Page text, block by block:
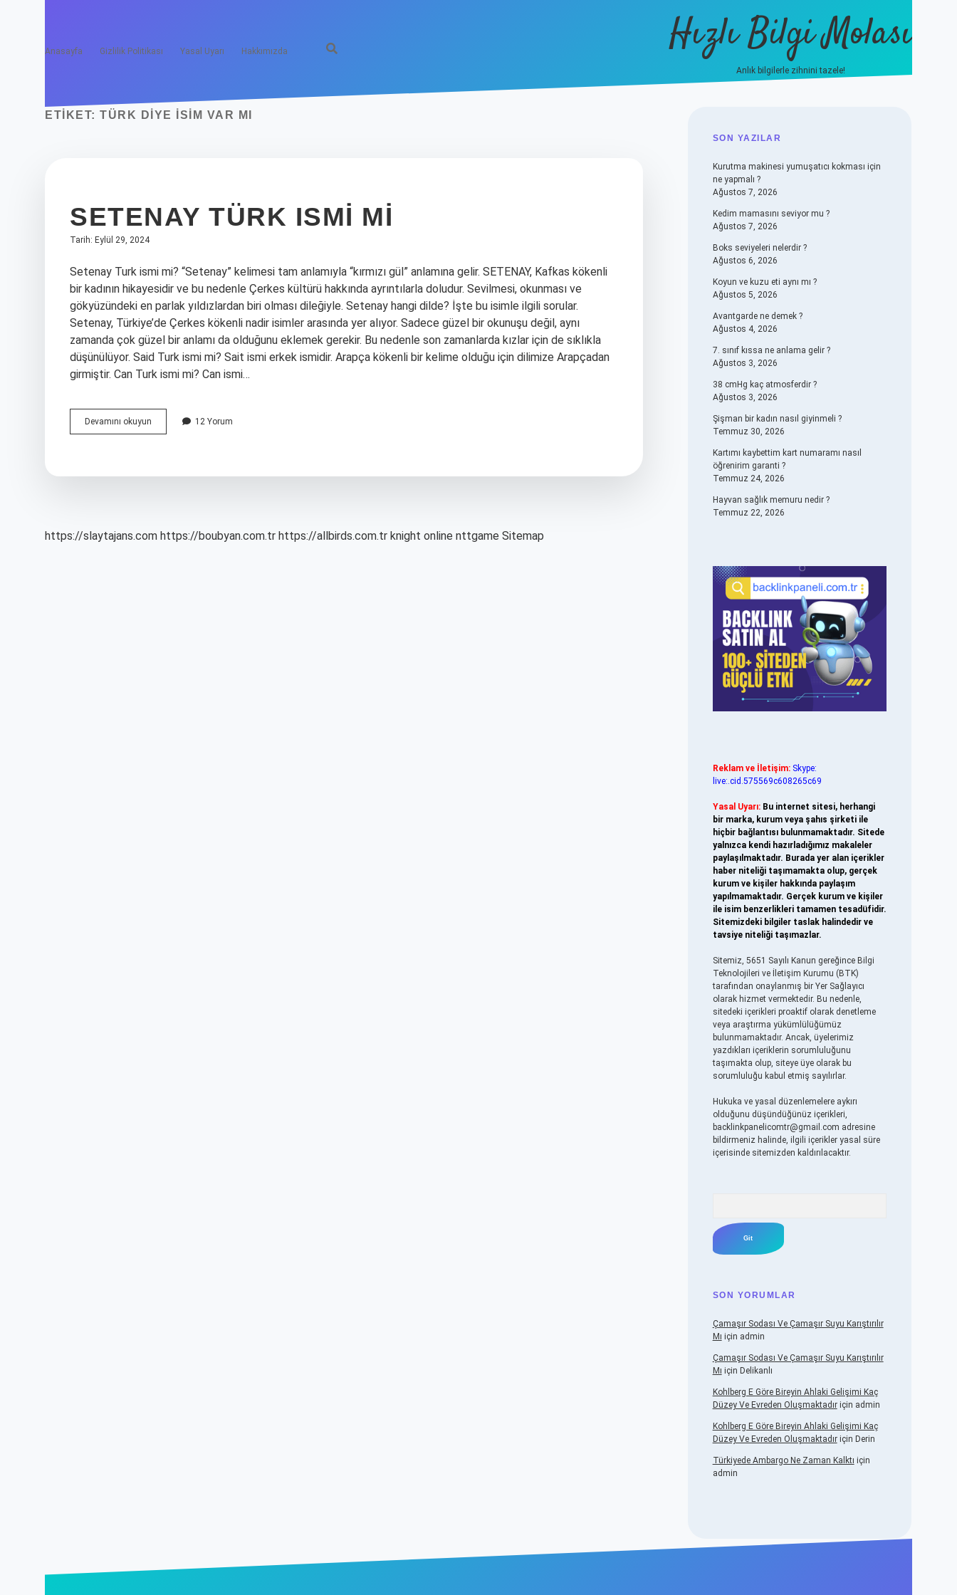
Anasayfa Gizlilik Politikası Yasal Uyarı Hakkımızda Hızlı Bilgi Molası
Anlık bilgilerle zihnini tazele!
ETIKET: TÜRK DIYE ISIM VAR MI
SETENAY TÜRK ISMI MI
Tarih: Eylül 29, 2024
Setenay Turk ismi mi? “Setenay” kelimesi tam anlamıyla “kırmızı gül” anlamına gelir. SETENAY, Kafkas kökenli
bir kadının hikayesidir ve bu nedenle Çerkes kültürü hakkında ayrıntılarla doludur. Sevilmesi, okunması ve
gökyüzündeki en parlak yıldızlardan biri olması dileğiyle. Setenay hangi dilde? İşte bu isimle ilgili sorular.
Setenay, Türkiye’de Çerkes kökenli nadir isimler arasında yer alıyor. Sadece güzel bir okunuşu değil, aynı
zamanda çok güzel bir anlamı da olduğunu eklemek gerekir. Bu nedenle son zamanlarda kızlar için de sıklıkla
düşünülüyor. Said Turk ismi mi? Sait ismi erkek ismidir. Arapça kökenli bir kelime olduğu için dilimize Arapçadan
girmiştir. Can Turk ismi mi? Can ismi…
Devamını okuyun
Türk
12 Yorum
https://slaytajans.com https://boubyan.com.tr https://allbirds.com.tr knight online nttgame Sitemap
SIDEBAR
SON YAZILAR
Kurutma makinesi yumuşatıcı kokması için
ne yapmalı ?
Ağustos 7, 2026
Kedim mamasını seviyor mu ?
Ağustos 7, 2026
Boks seviyeleri nelerdir ?
Ağustos 6, 2026
Koyun ve kuzu eti aynı mı ?
Ağustos 5, 2026
Avantgarde ne demek ?
Ağustos 4, 2026
7. sınıf kıssa ne anlama gelir ?
Ağustos 3, 2026
38 cmHg kaç atmosferdir ?
Ağustos 3, 2026
Şişman bir kadın nasıl giyinmeli ?
Temmuz 30, 2026
Kartımı kaybettim kart numaramı nasıl
öğrenirim garanti ?
Temmuz 24, 2026
Hayvan sağlık memuru nedir ?
Temmuz 22, 2026
Reklam ve İletişim: Skype:
live:.cid.575569c608265c69
Yasal Uyarı: Bu internet sitesi, herhangi
bir marka, kurum veya şahıs şirketi ile
hiçbir bağlantısı bulunmamaktadır. Sitede
yalnızca kendi hazırladığımız makaleler
paylaşılmaktadır. Burada yer alan içerikler
haber niteliği taşımamakta olup, gerçek
kurum ve kişiler hakkında paylaşım
yapılmamaktadır. Gerçek kurum ve kişiler
ile isim benzerlikleri tamamen tesadüfidir.
Sitemizdeki bilgiler taslak halindedir ve
tavsiye niteliği taşımazlar.
Sitemiz, 5651 Sayılı Kanun gereğince Bilgi
Teknolojileri ve İletişim Kurumu (BTK)
tarafından onaylanmış bir Yer Sağlayıcı
olarak hizmet vermektedir. Bu nedenle,
sitedeki içerikleri proaktif olarak denetleme
veya araştırma yükümlülüğümüz
bulunmamaktadır. Ancak, üyelerimiz
yazdıkları içeriklerin sorumluluğunu
taşımakta olup, siteye üye olarak bu
sorumluluğu kabul etmiş sayılırlar.
Hukuka ve yasal düzenlemelere aykırı
olduğunu düşündüğünüz içerikleri,
backlinkpanelicomtr@gmail.com adresine
bildirmeniz halinde, ilgili içerikler yasal süre
içerisinde sitemizden kaldırılacaktır.
SON YORUMLAR
Çamaşır Sodası Ve Çamaşır Suyu Karıştırılır
Mı için admin
Çamaşır Sodası Ve Çamaşır Suyu Karıştırılır
Mı için Delikanlı
Kohlberg E Göre Bireyin Ahlaki Gelişimi Kaç
Düzey Ve Evreden Oluşmaktadıriçin admin
Kohlberg E Göre Bireyin Ahlaki Gelişimi Kaç
Düzey Ve Evreden Oluşmaktadıriçin Derin
Türkiyede Ambargo Ne Zaman Kalktı için
admin